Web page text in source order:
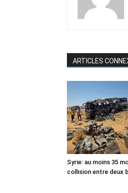
ARTICLES
Syrie: au moins 35
collision entre deux